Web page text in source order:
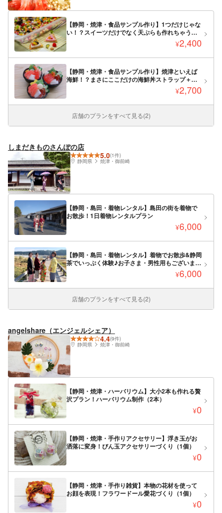
【静岡・焼津・食品サンプル作り】1つだけじゃな
い！？スイーツだけでなく天ぷらも作れちゃう贅
¥2,400
【静岡・焼津・食品サンプル作り】焼津といえば
海鮮！？まさにここだけの海鮮丼ストラップ＋天
¥2,700
店舗のプランをすべて見る(2)
しまだきものさんぽの店
5.0(1件)
静岡県
焼津・御前崎
【静岡・島田・着物レンタル】島田の街を着物で
お散歩！1日着物レンタルプラン
¥6,000
【静岡・島田・着物レンタル】着物でお散歩&静岡
茶でいっぷく体験♪お子さま・男性用もございま
¥6,000
店舗のプランをすべて見る(2)
angelshare（エンジェルシェア）
4.4(9件)
静岡県
焼津・御前崎
【静岡・焼津・ハーバリウム】大小2本も作れる贅
沢プラン！ハーバリウム制作（2本）
¥0
【静岡・焼津・手作りアクセサリー】浮き玉がお
洒落に変身！びん玉アクセサリーづくり（1個）
¥0
【静岡・焼津・手作り雑貨】本物の花材を使って
お顔を表現！フラワードール愛花づくり（1個）
¥0